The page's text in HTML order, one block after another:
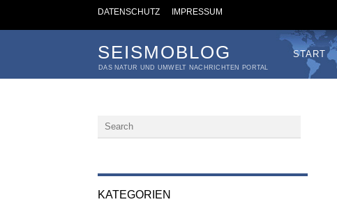
DATENSCHUTZ IMPRESSUM
SEISMOBLOG
DAS NATUR UND UMWELT NACHRICHTEN PORTAL
START
KATEGORIEN